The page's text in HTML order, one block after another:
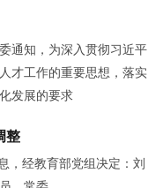
通知，为深入贯彻习近平
才工作的重要思想，落实
发展的要求
整
，经教育部党组决定：刘